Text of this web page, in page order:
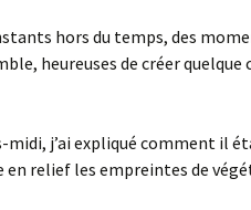
hors du temps, des
heureuses de créer
midi, j’ai expliqué comment il
relief les empreintes de